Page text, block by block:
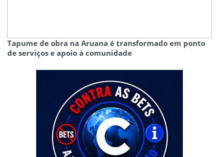
Tapume de obra na Aruana é transformado em ponto
de serviços e apoio à comunidade